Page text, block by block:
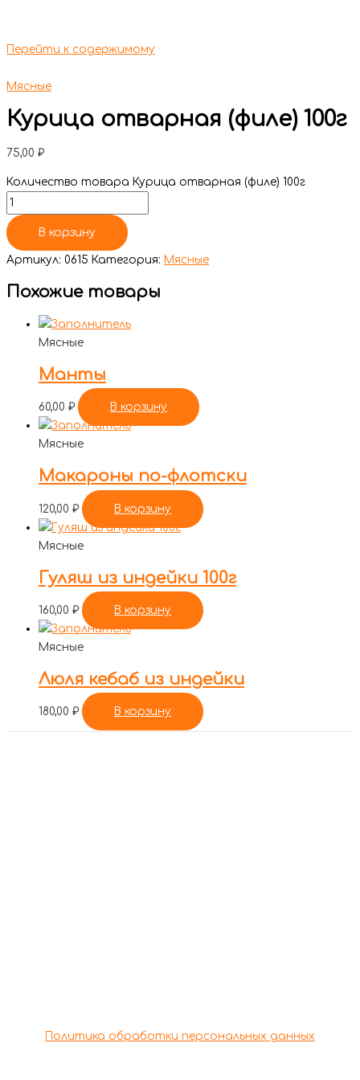
Перейти к содержимому
Мясные
Курица отварная (филе) 100г
75,00 ₽
Количество товара Курица отварная (филе) 100г
В корзину
Артикул: 0615 Категория: Мясные
Похожие товары
Мясные
Манты
60,00 ₽ В корзину
Мясные
Макароны по-флотски
120,00 ₽ В корзину
Мясные
Гуляш из индейки 100г
160,00 ₽ В корзину
Мясные
Люля кебаб из индейки
180,00 ₽ В корзину
Политика обработки персональных данных